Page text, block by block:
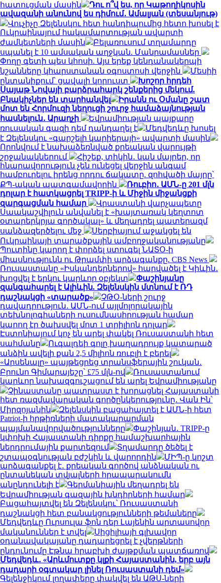
հատուցման մասին
Դու ո՞վ ես, որ Կաթողիկոսին
ավազանի անունով ես դիմում․ Ամալյան (տեսանյութ)
Վուչիչը Զելենսկու հետ հանդիպումից հետո խոսել է
Ուկրաինայում հակամարտության ավարտի
ժամկետների մասին
Բելառուսում տղամարդը
սպանել է 10 ամսական աղջկան. Մանրամասներ
Փողը գետի պես կհոսի. Այս երեք կենդանակերպի
նշանները կհարստանան օգոստոսի վերջին
Մեսիի
ընտանիքում՝ ցավալի կորուստ
Խոշոր հրդեհ
Սայաթ Նովայի բարձրահարկ շենքերից մեկում.
Բնակիչներ են տարհանվել
Իրանն ու Օմանը շատ
մոտ են Հորմուզի նեղուցի շուրջ համաձայնության
հասնելուն․ Արաղչի
Եվրամիության պայքարը
ռուսական գազի դեմ դանդաղել է
Մեդվեդևը խոսել
է Զելենսկու «գարշելի կարիերայի» ավարտի մասին
Որոնվում է նախաձեռնված քրեական վարույթի
շրջանակներում
Հիշեք, տիկին․ կան մայրեր, որ
հնարավորություն չեն ունեցել վերջին անգամ
համբուրելու իրենց որդու ճակատը. զոհվածի մայրը՝
ՔՊ-ական պատգամավորին
Ռուբիո․ ԱՄՆ-ը 201 մլն
դոլար է հատկացրել TRIPP-ի և Միջին միջանցքի
զարգացման համար
Վրաստանի վարչապետը
Սաակաշվիլուն անվանել է «խայտառակ կեղտոտ
օտարերկրյա գործակալ» և մեղադրել պատերազմ
սանձազերծելու մեջ
Սերբիայում աջակցել են
Ուկրաինայի տարածքային ամբողջականությանը
Պուտինը կարող է փորձել ստուգել ՆԱՏՕ-ի
միասնությունն ու Թրամփի արձագանքը. CBS News
Ռուսաստանը «Իսկանդերներով» հարվածել է Կիևին․
խոցվել է երկու կարևոր օբյեկտ
Փաշինյանը
զանգահարել է Ալիևին. Զելենսկին մտնում է ՌԴ
դաշնակցի «տարածք»
ՉԹՕ-ների շուրջ
դավադրություն․ ԱՄՆ-ում այլմոլորակային
տեխնոլոգիաների ուսումնասիրության համար
կարող էր ծախսվել մոտ 1 տրիլիոն դոլար
Էստոնիայում կոչ են արել փակել Ռուսաստանի հետ
սահմանը
Ուգալդեի գոլը խաղադրույք կատարած
անձին ավելի քան 2,5 միլիոն ռուբլի է բերել
«Արսենալը» պայթեցրեց տրանսֆերային շուկան․
Բրունո Գիմարայեշը՝ £75 մլն-ով
Ռուսաստանում
կարևոր նախազգուշացում են արել Եվրամիությանը
Չինաստանը պատրաստ է խորացնել Հայաստանի
հետ ռազմավարական գործընկերությունը․ Վան Ին՝
Միրզոյանին
Զելենսկին բացահայտել է ԱՄՆ-ի հետ
Patriot-ի հրթիռների մատակարարման
պայմանավորվածությունները
Փաշինյան․ TRIPP-ը
կփոխի Հայաստանի դիրքը համաշխարհային
ներդրումային քարտեզում
Տղամարդը ծեծել է
շտապօգնության բժշկին և վարորդին
ՄԻՊ-ը կոշտ
արձագանքել է․ քրեական գործով անձնական ու
ընտանեկան տվյալների հրապարակումն
անընդունելի է
Գերմանիային մեղադրել են
Եվրամիության գազային խնդիրների համար
Բացահայտվել են Զելենսկու՝ Ռուսաստանի
դաշնակցի հետ բանակցությունների թեմաները
Մեդվեդևը Ուրսուլա ֆոն դեր Լայենին արտասովոր
մականուններ է տվել
Սիցիլիայի գլխավոր
օդանավակայանը դադարեցրել է չվերթների
ընդունումը Էթնա հրաբխի ժայթքման պատճառով
Մեդվեդև․ «Արևմուտքը կլքի Հայաստանին, երբ այն
դադարի օգտակար լինել Ռուսաստանի դեմ»
Գելենջիկում լողափերը փակվել են ԱԹՍ-ների